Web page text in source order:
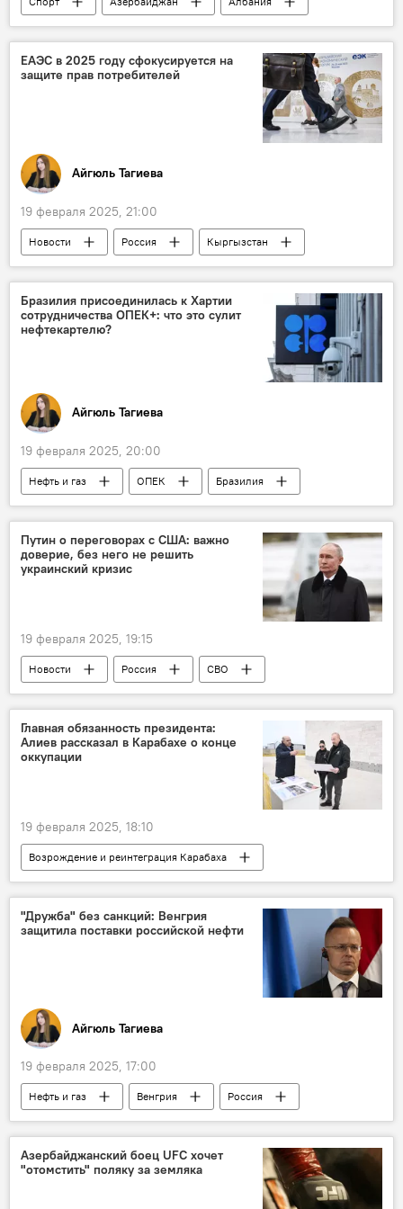
Футбол
Воронеж
ФК "Шамахы"
премьер-лига
ЕАЭС в 2025 году сфокусируется на
защите прав потребителей
Айгюль Тагиева
19 февраля 2025, 21:00
Новости Россия
Кыргызстан
ЕАЭС
Экономика
Защита прав потребителей
Бразилия присоединилась к Хартии
сотрудничества ОПЕК+: что это сулит
нефтекартелю?
Айгюль Тагиева
19 февраля 2025, 20:00
Нефть и газ ОПЕК
Бразилия
Латинская Америка
Добыча нефти
Энергетика
Путин о переговорах с США: важно
доверие, без него не решить
украинский кризис
19 февраля 2025, 19:15
Новости Россия
СВО
Украина
Политика
США
Владимир Путин
Дональд Трамп
Саудовская Аравия
Главная обязанность президента:
Алиев рассказал в Карабахе о конце
оккупации
19 февраля 2025, 18:10
Возрождение и реинтеграция Карабаха
Азербайджан
Карабах
Восточный Зангезур
Ильхам Алиев
Ходжалы
"Дружба" без санкций: Венгрия
защитила поставки российской нефти
Айгюль Тагиева
19 февраля 2025, 17:00
Нефть и газ Венгрия
Россия
ЕС
Петер Сийярто
нефтепровод "Дружба"
Энергетика
Азербайджанский боец UFC хочет
"отомстить" поляку за земляка